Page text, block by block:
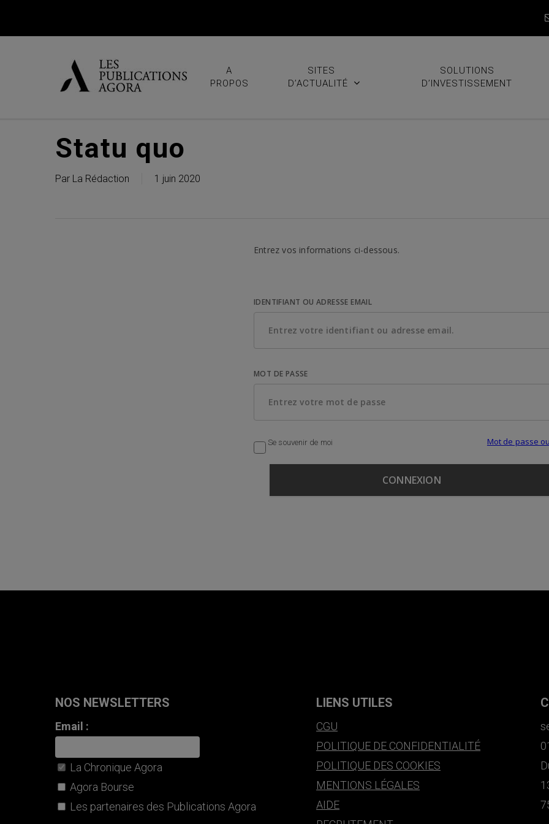
A
PROPOS
SITES
D’ACTUALITÉ
SOLUTIONS
D’INVESTISSEMENT
Statu quo
Par La Rédaction 1 juin 2020
Entrez vos informations ci-dessous.
IDENTIFIANT OU ADRESSE EMAIL
MOT DE PASSE
Se souvenir de moi Mot de passe
NOS NEWSLETTERS
Email :
La Chronique Agora
Agora Bourse
Les partenaires des Publications Agora
LIENS UTILES
CGU
POLITIQUE DE CONFIDENTIALITÉ
POLITIQUE DES COOKIES
MENTIONS LÉGALES
AIDE